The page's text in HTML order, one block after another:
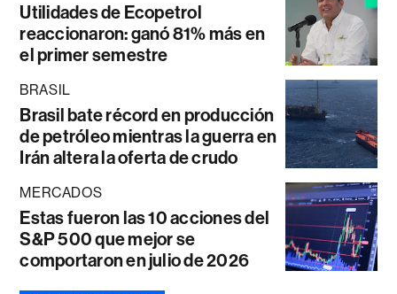
Utilidades de Ecopetrol
reaccionaron: ganó 81% más en
el primer semestre
BRASIL
Brasil bate récord en producción
de petróleo mientras la guerra en
Irán altera la oferta de crudo
MERCADOS
Estas fueron las 10 acciones del
S&P 500 que mejor se
comportaron en julio de 2026